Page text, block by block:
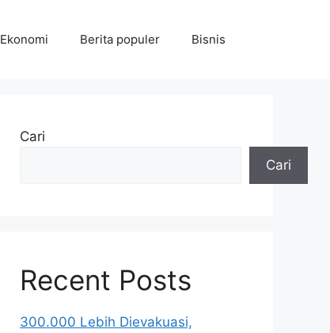
Ekonomi Berita populer Bisnis
Cari
Cari
Recent Posts
300.000 Lebih Dievakuasi,